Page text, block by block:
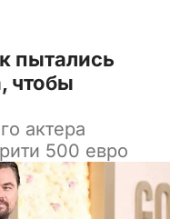
пытались
чтобы
актера
500 евро